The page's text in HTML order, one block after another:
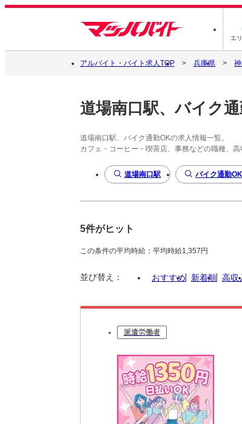
エ
アルバイト・バイト求人TOP 兵庫県
道場南口駅、バイク
道場南口駅、バイク通勤OKの求人情報一覧。
カフェ・コーヒー・喫茶店、事務などの職種、
道場南口駅 バイク通勤OK
5件がヒット
この条件の平均時給：平均時給1,357円
並び替え： おすすめ 新着順 高収
派遣労働者